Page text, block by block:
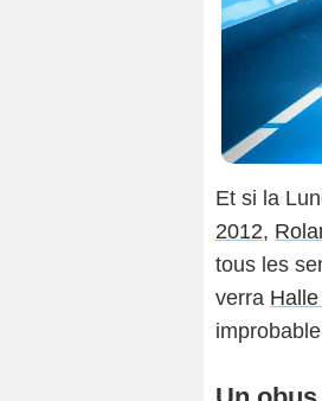
Et si la
2012,
tous les
verra